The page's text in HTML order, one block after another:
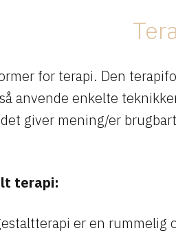
for terapi. Den
anvende enkelte
giver mening/er
terapi:
er en